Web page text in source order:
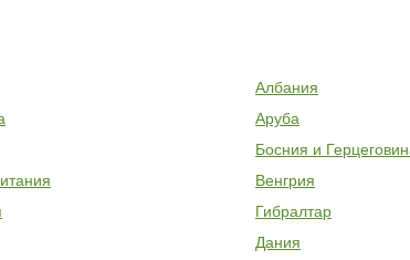
Албания
Аруба
Босния и
Венгрия
Гибралтар
Дания